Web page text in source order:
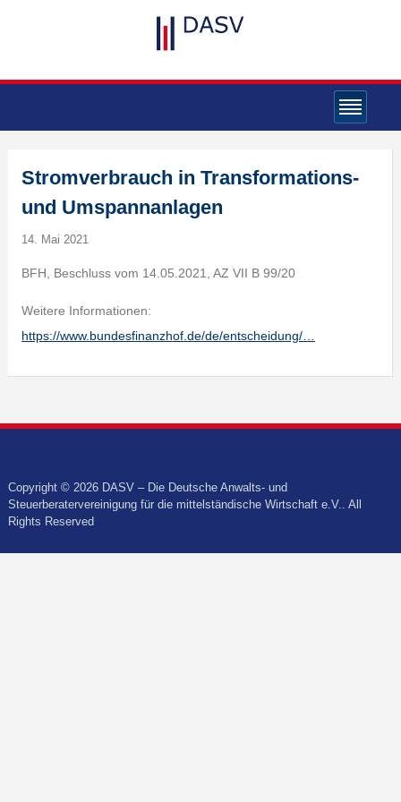
Stromverbrauch in Transformations-
und Umspannanlagen
14. Mai 2021
BFH, Beschluss vom 14.05.2021, AZ VII B 99/20
Weitere Informationen:
https://www.bundesfinanzhof.de/de/entscheidung/…
Copyright © 2026 DASV – Die Deutsche Anwalts- und
Steuerberatervereinigung für die mittelständische Wirtschaft e.V.. All
Rights Reserved